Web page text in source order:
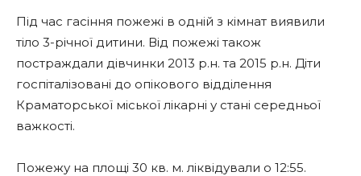
Під час гасіння пожежі в одній з кімнат виявили
тіло 3-річної дитини. Від пожежі також
постраждали дівчинки 2013 р.н. та 2015 р.н. Діти
госпіталізовані до опікового відділення
Краматорської міської лікарні у стані середньої
важкості.
Пожежу на площі 30 кв. м. ліквідували о 12:55.